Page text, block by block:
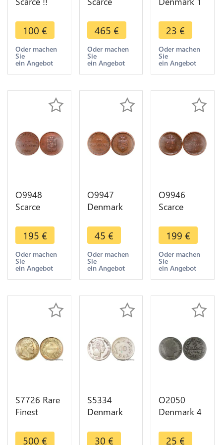
Rigsbank
Skilling
Christian
VIII 1842 K
FF Silver AU
100 €
Oder machen
Sie
ein Angebot
Skilling
Danske
Frederik III
Rex 1648
Silver
465 €
Oder machen
Sie
ein Angebot
Frederik VI
1813 ->
Make offer
23 €
Oder machen
Sie
ein Angebot
O9948
Scarce
16 Skilling
Frederik VI
Rigsbank
Token 1814
AU / UNC
195 €
Oder machen
Sie
ein Angebot
O9947
Denmark
Frederik VI
Rigsbank
Token 1813
-> Make
offer
45 €
Oder machen
Sie
ein Angebot
O9946
Scarce
12 Skilling
Frederik VI
Rigsbank
Token 1813
UNC
199 €
Oder machen
Sie
ein Angebot
S7726 Rare
Finest
1/2500 €
S5334
Denmark
Christian IX
30 €
O2050
Denmark 4
Frederik VII
25 €